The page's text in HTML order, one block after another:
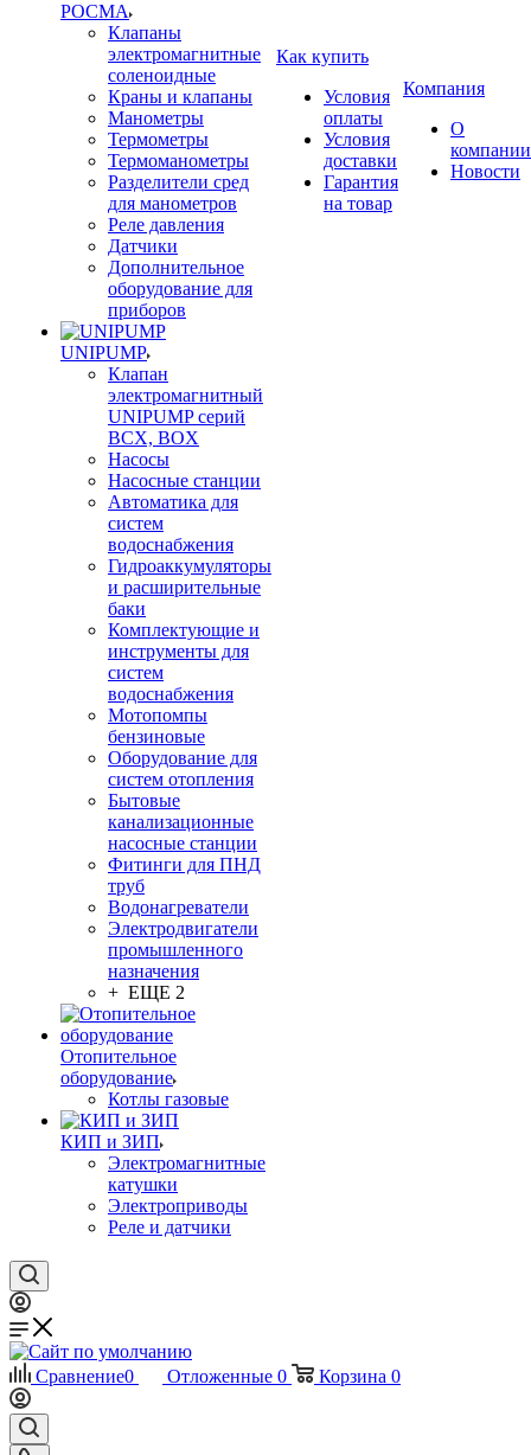
РОСМА
Клапаны
электромагнитные
соленоидные
Краны и клапаны
Манометры
Термометры
Термоманометры
Разделители сред
для манометров
Реле давления
Датчики
Дополнительное
оборудование для
приборов
UNIPUMP
Клапан
электромагнитный
UNIPUMP серий
BCX, BOX
Насосы
Насосные станции
Автоматика для
систем
водоснабжения
Гидроаккумуляторы
и расширительные
баки
Комплектующие и
инструменты для
систем
водоснабжения
Мотопомпы
бензиновые
Оборудование для
систем отопления
Бытовые
канализационные
насосные станции
Фитинги для ПНД
труб
Водонагреватели
Электродвигатели
промышленного
назначения
+ ЕЩЕ 2
Отопительное
оборудование
Котлы газовые
КИП и ЗИП
Электромагнитные
катушки
Электроприводы
Реле и датчики
Как купить
Условия
оплаты
Условия
доставки
Гарантия
на товар
Компания
О
компании
Новости
Сравнение0 Отложенные 0 Корзина 0